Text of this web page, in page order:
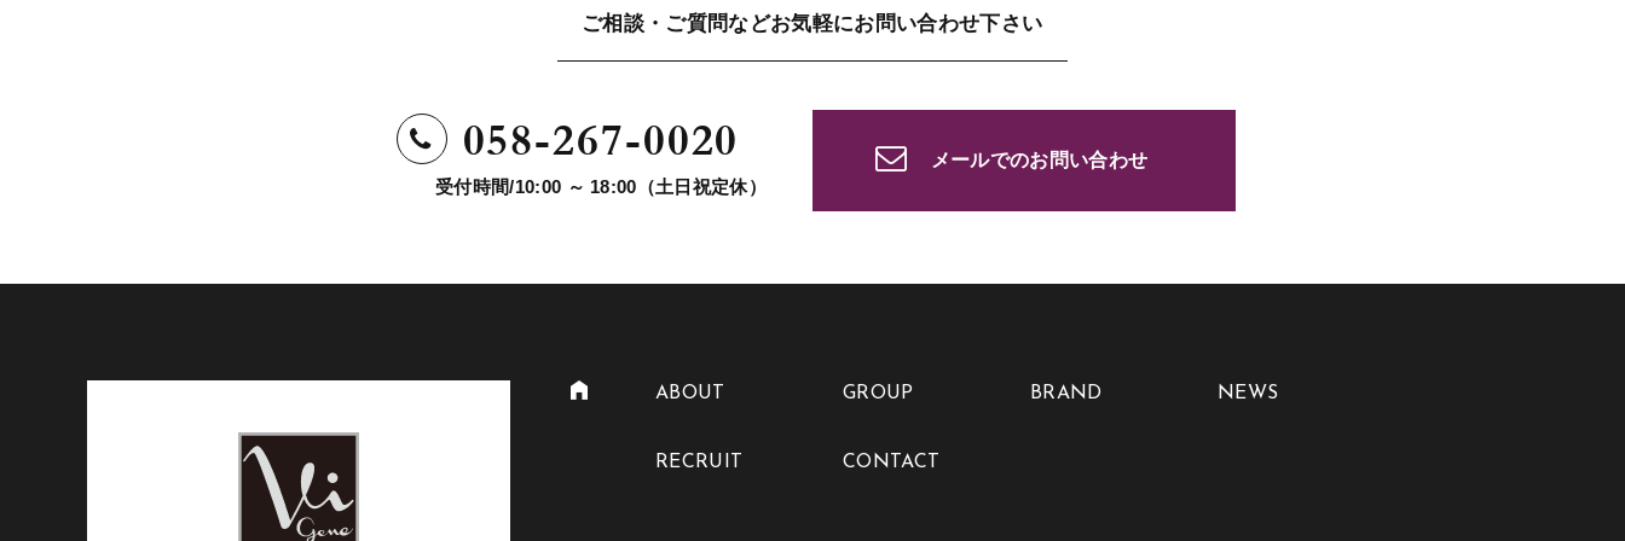
ご相談・ご質問などお気軽にお問い合わせ下さい
058-267-0020
受付時間/10:00 ～ 18:00（土日祝定休）
メールでのお問い合わせ
ABOUT GROUP BRAND NEWS
RECRUIT CONTACT